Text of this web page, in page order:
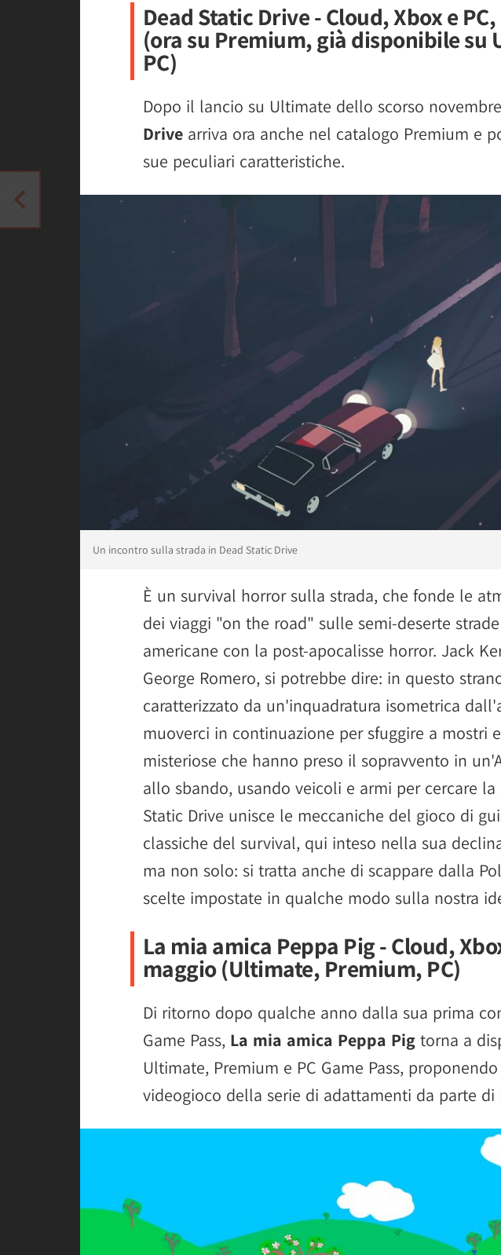
Dead Static Drive - Cloud, Xbox e
(ora su Premium, già disponibile su
PC)
Dopo il lancio su Ultimate dello scorso
Drive arriva ora anche nel catalogo Premium e
sue peculiari caratteristiche.
Un incontro sulla strada in Dead Static Drive
È un survival horror sulla strada, che fonde le
dei viaggi "on the road" sulle semi-deserte
americane con la post-apocalisse horror. Jack
George Romero, si potrebbe dire: in questo
caratterizzato da un'inquadratura isometrica
muoverci in continuazione per sfuggire a mostri
misteriose che hanno preso il sopravvento in
allo sbando, usando veicoli e armi per cercare la
Static Drive unisce le meccaniche del gioco di
classiche del survival, qui inteso nella sua
ma non solo: si tratta anche di scappare dalla
scelte impostate in qualche modo sulla nostra
La mia amica Peppa Pig - Cloud,
maggio (Ultimate, Premium, PC)
Di ritorno dopo qualche anno dalla sua prima
Game Pass, La mia amica Peppa Pig torna a
Ultimate, Premium e PC Game Pass,
videogioco della serie di adattamenti da parte di